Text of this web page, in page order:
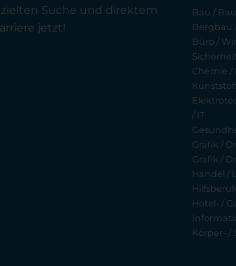
Suche und direktem
jetzt!
Bau /
Bergbau
Büro /
Sicherheit
Chemie /
/ IT
Grafik /
Grafik /
Handel /
Hotel- /
Körper- /